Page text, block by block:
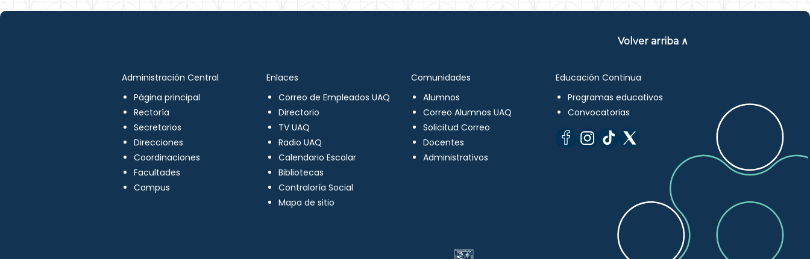
Volver arriba ∧
Administración Central
Página principal
Rectoría
Secretarios
Direcciones
Coordinaciones
Facultades
Campus
Enlaces
Correo de Empleados UAQ
Directorio
TV UAQ
Radio UAQ
Calendario Escolar
Bibliotecas
Contraloría Social
Mapa de sitio
Comunidades
Alumnos
Correo Alumnos UAQ
Solicitud Correo
Docentes
Administrativos
Educación Continua
Programas educativos
Convocatorias